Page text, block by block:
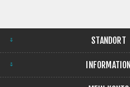
STANDORT
INFORMATION